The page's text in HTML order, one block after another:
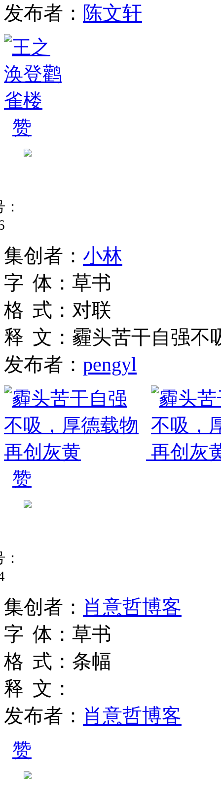
发布者： 陈文轩
赞
集创者 ： 小林
字 体 ： 草书
格 式 ： 对联
释 文 ： 霾头苦干自强不
发布者： pengyl
赞
集创者 ： 肖意哲博客
字 体 ： 草书
格 式 ： 条幅
释 文 ：
发布者： 肖意哲博客
赞